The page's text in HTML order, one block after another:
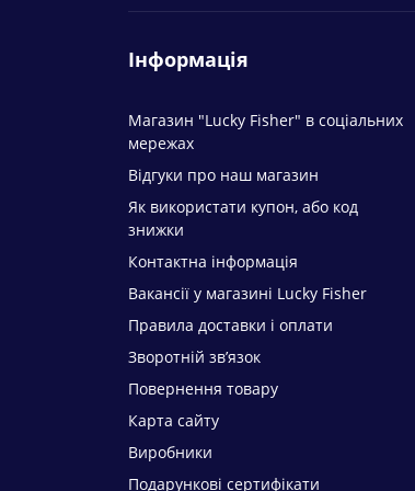
Інформація
Магазин "Lucky Fisher" в соціальних
мережах
Відгуки про наш магазин
Як використати купон, або код
знижки
Контактна інформація
Вакансії у магазині Lucky Fisher
Правила доставки і оплати
Зворотній зв’язок
Повернення товару
Карта сайту
Виробники
Подарункові сертифікати